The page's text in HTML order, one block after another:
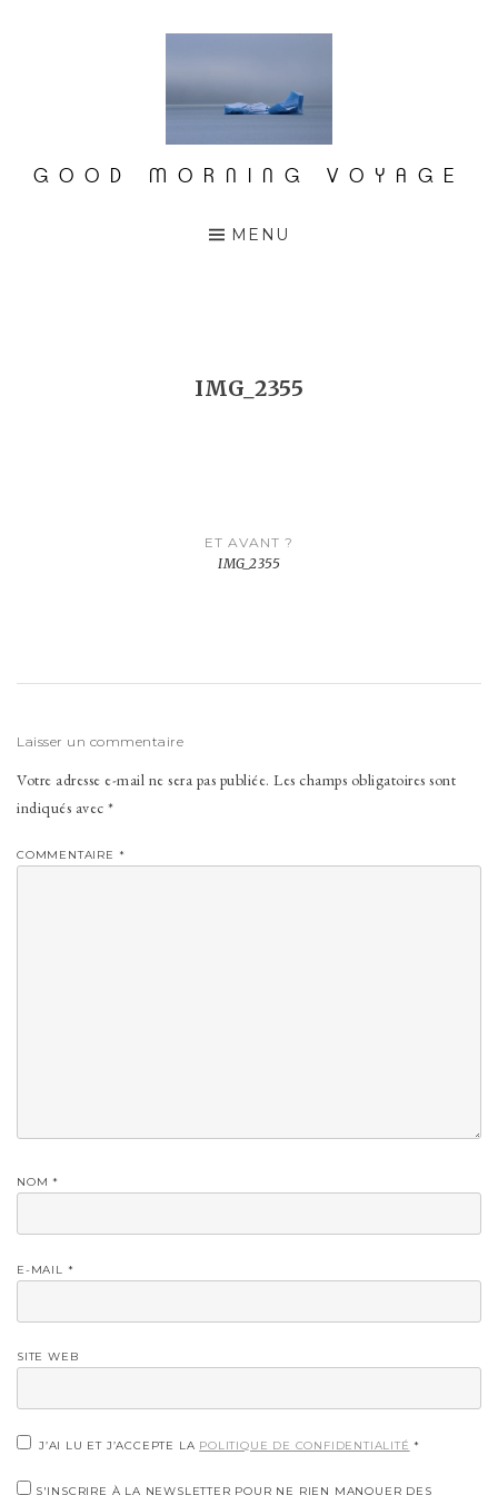
GOOD MORNING VOYAGE
MENU
IMG_2355
ET AVANT ?
IMG_2355
Laisser un commentaire
Votre adresse e-mail ne sera pas publiée. Les champs obligatoires sont
indiqués avec *
COMMENTAIRE *
NOM *
E-MAIL *
SITE WEB
J’AI LU ET J’ACCEPTE LA POLITIQUE DE CONFIDENTIALITÉ *
S'INSCRIRE À LA NEWSLETTER POUR NE RIEN MANQUER DES